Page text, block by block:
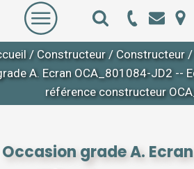
/ Constructeur/ Constructeur/
A. Ecran OCA_801084-JD2 --
référence constructeur
Occasion grade A.